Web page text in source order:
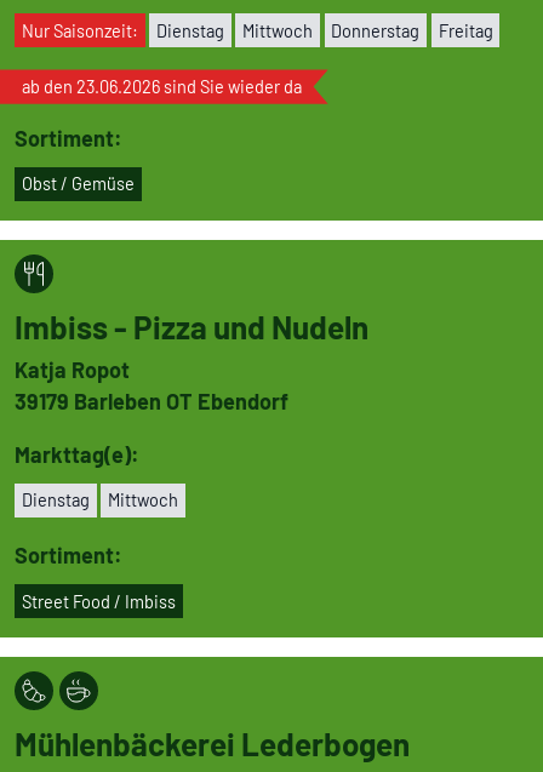
Nur Sai­son­zeit: Dienstag Mittwoch Don­ners­tag Freitag
ab den 23.06.2026 sind Sie wieder da
Sortiment:
Obst / Gemüse
Imbiss - Pizza und Nudeln
Katja Ropot
39179 Barleben OT Ebendorf
Markttag(e):
Dienstag Mittwoch
Sortiment:
Street Food / Imbiss
Mühlen­bä­ckerei Leder­bogen